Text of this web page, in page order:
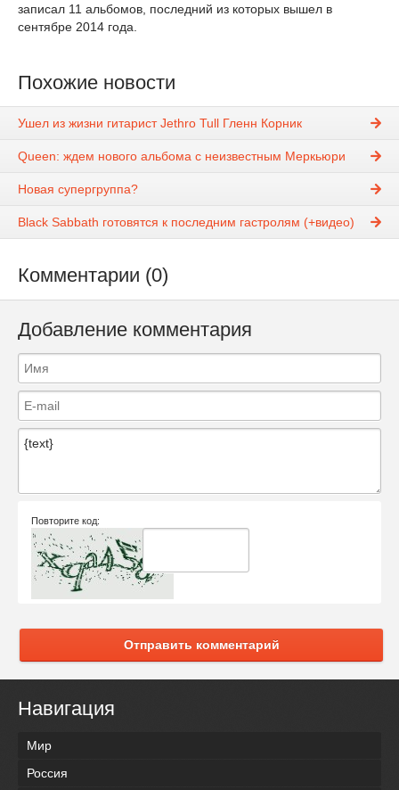
записал 11 альбомов, последний из которых вышел в
сентябре 2014 года.
Похожие новости
Ушел из жизни гитарист Jethro Tull Гленн Корник
Queen: ждем нового альбома с неизвестным Меркьюри
Новая супергруппа?
Black Sabbath готовятся к последним гастролям (+видео)
Комментарии (0)
Добавление комментария
Повторите код:
Отправить комментарий
Навигация
Мир
Россия